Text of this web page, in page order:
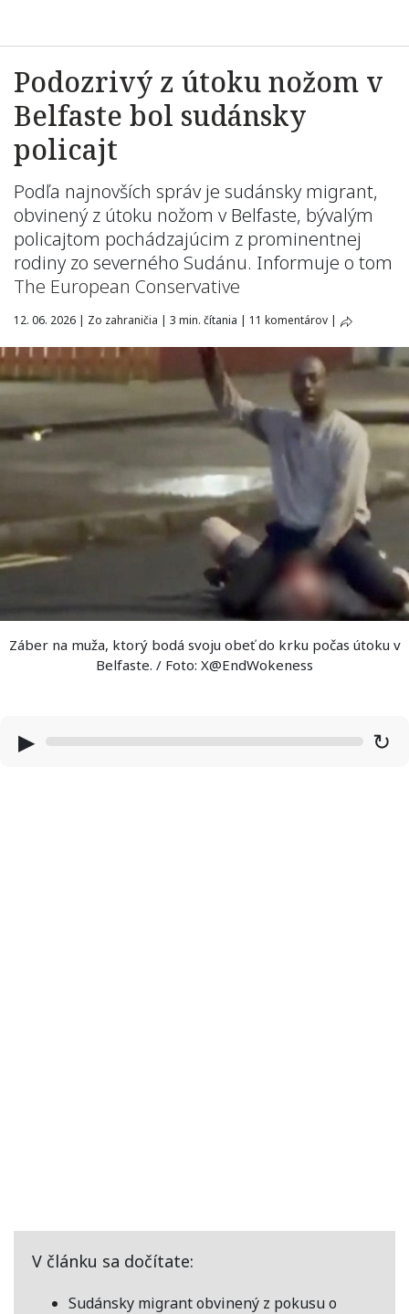
Podozrivý z útoku nožom v
Belfaste bol sudánsky
policajt
Podľa najnovších správ je sudánsky migrant,
obvinený z útoku nožom v Belfaste, bývalým
policajtom pochádzajúcim z prominentnej
rodiny zo severného Sudánu. Informuje o tom
The European Conservative
12. 06. 2026 | Zo zahraničia | 3 min. čítania | 11 komentárov |
Záber na muža, ktorý bodá svoju obeť do krku počas útoku v
Belfaste. / Foto: X@EndWokeness
▶ ↻
V článku sa dočítate:
Sudánsky migrant obvinený z pokusu o